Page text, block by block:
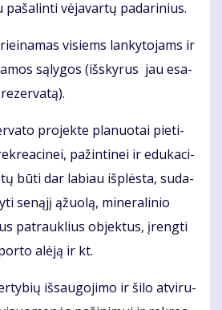
vė­ja­var­tų pa­da­ri­nius.
vi­siems lan­ky­to­jams ir
są­ly­gos (iš­sky­rus jau esa­
pro­jek­te pla­nuo­tai pie­ti­
pa­žin­ti­nei ir edu­ka­ci­
bū­ti dar la­biau iš­plės­ta, su­da­
se­ną­jį ąžuo­lą, mi­ne­ra­li­nio
pa­trauk­lius ob­jek­tus, įreng­ti
alė­ją ir kt.
iš­sau­go­ji­mo ir ši­lo at­vi­ru­